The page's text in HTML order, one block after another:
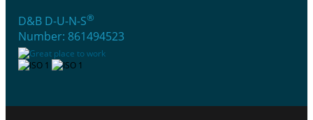
D&B D-U-N-S®
Number: 861494523